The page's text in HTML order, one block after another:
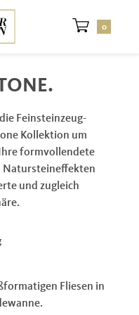
0
Feinsteinzeug-
Kollektion um
formvollendete
Natursteineffekten
und zugleich